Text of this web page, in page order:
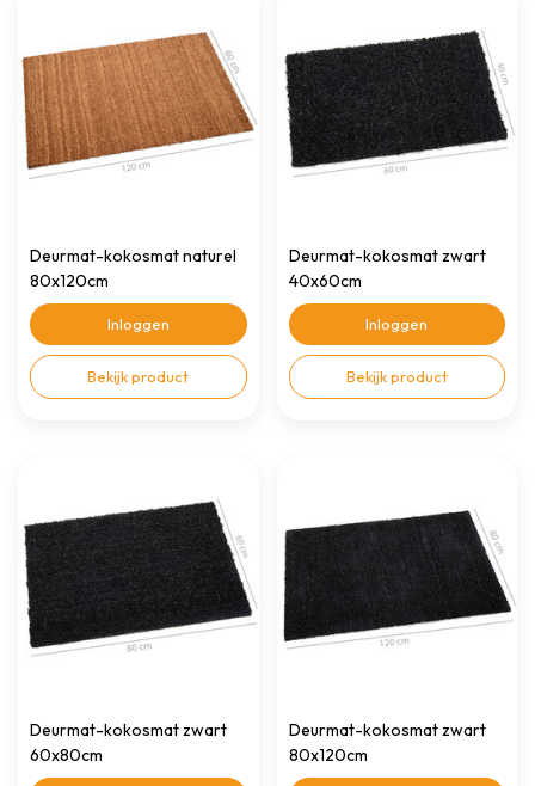
Deurmat-kokosmat naturel
80x120cm
Inloggen
Bekijk product
Deurmat-kokosmat zwart
40x60cm
Inloggen
Bekijk product
Deurmat-kokosmat zwart
60x80cm
Deurmat-kokosmat zwart
80x120cm